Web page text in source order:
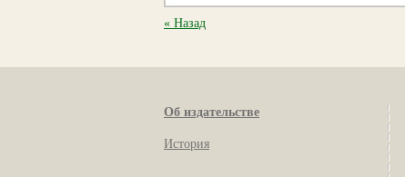
« Назад
Об издательстве
История